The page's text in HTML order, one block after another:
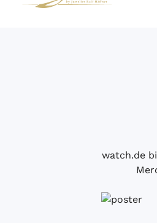
watch.de